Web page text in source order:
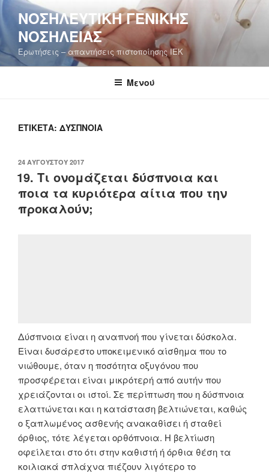
Μετάβαση
στο
περιεχόμενο
ΝΟΣΗΛΕΥΤΙΚΉ ΓΕΝΙΚΉΣ
ΝΟΣΗΛΕΊΑΣ
Ερωτήσεις – απαντήσεις πιστοποίησης ΙΕΚ
Μενού
ΕΤΙΚΈΤΑ: ΔΎΣΠΝΟΙΑ
ΔΗΜΟΣΙΕΎΤΗΚΕ
ΣΤΙΣ
24 ΑΥΓΟΎΣΤΟΥ 2017
19. Τι ονομάζεται δύσπνοια και
ποια τα κυριότερα αίτια που την
προκαλούν;
Δύσπνοια είναι η αναπνοή που γίνεται δύσκολα.
Είναι δυσάρεστο υποκειμενικό αίσθημα που το
νιώθουμε, όταν η ποσότητα οξυγόνου που
προσφέρεται είναι μικρότερή από αυτήν που
χρειάζονται οι ιστοί. Σε περίπτωση που η δύσπνοια
ελαττώνεται και η κατάσταση βελτιώνεται, καθώς
ο ξαπλωμένος ασθενής ανακαθίσει ή σταθεί
όρθιος, τότε λέγεται ορθόπνοια. Η βελτίωση
οφείλεται στο ότι στην καθιστή ή όρθια θέση τα
κοιλιακά σπλάχνα πιέζουν λιγότερο το